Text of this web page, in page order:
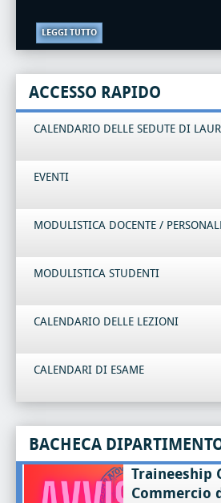
LEGGI TUTTO
ACCESSO RAPIDO
CALENDARIO DELLE SEDUTE DI
EVENTI
MODULISTICA DOCENTE /
MODULISTICA STUDENTI
CALENDARIO DELLE LEZIONI
CALENDARI DI ESAME
BACHECA
Traineeship
Commercio